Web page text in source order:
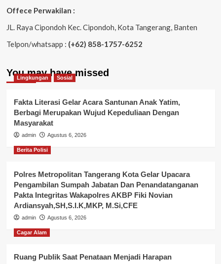
Offece Perwakilan :
JL. Raya Cipondoh Kec. Cipondoh, Kota Tangerang, Banten
Telpon/whatsapp : (+62) 858-1757-6252
You may have missed
Lingkungan Sosial
Fakta Literasi Gelar Acara Santunan Anak Yatim,
Berbagi Merupakan Wujud Kepeduliaan Dengan
Masyarakat
admin Agustus 6, 2026
Berita Polisi
Polres Metropolitan Tangerang Kota Gelar Upacara
Pengambilan Sumpah Jabatan Dan Penandatanganan
Pakta Integritas Wakapolres AKBP Fiki Novian
Ardiansyah,SH,S.I.K,MKP, M.Si,CFE
admin Agustus 6, 2026
Cagar Alam
Ruang Publik Saat Penataan Menjadi Harapan